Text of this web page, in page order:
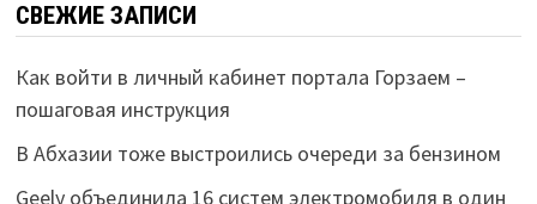
СВЕЖИЕ ЗАПИСИ
Как войти в личный кабинет портала Горзаем –
пошаговая инструкция
В Абхазии тоже выстроились очереди за бензином
Geely объединила 16 систем электромобиля в один